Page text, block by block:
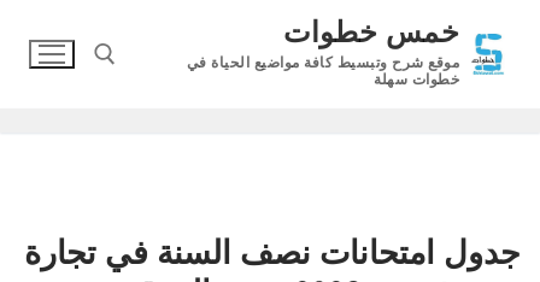
المحتوى
خمس خطوات
موقع شرح وتبسيط كافة مواضيع الحياة في
خطوات سهلة
جدول امتحانات نصف السنة في تجارة